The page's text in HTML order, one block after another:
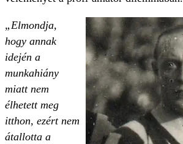
„Elmondja,
hogy annak
idején a
munkahiány
miatt nem
élhetett meg
itthon, ezért nem
átallotta a